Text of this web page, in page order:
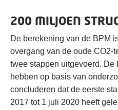
200 MILJOEN
De berekening van de BPM
overgang van de oude CO2-
twee stappen uitgevoerd. De
hebben op basis van
concluderen dat de eerste
2017 tot 1 juli 2020 heeft